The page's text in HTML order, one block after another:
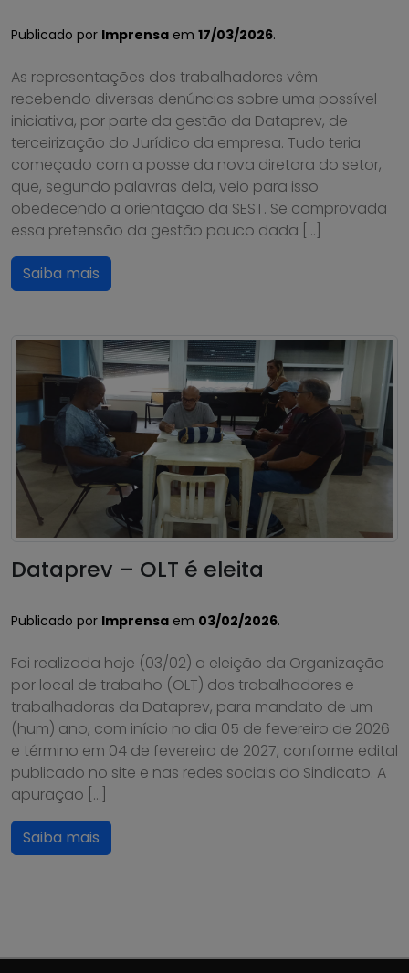
Publicado por Imprensa em 17/03/2026.
As representações dos trabalhadores vêm
recebendo diversas denúncias sobre uma possível
iniciativa, por parte da gestão da Dataprev, de
terceirização do Jurídico da empresa. Tudo teria
começado com a posse da nova diretora do setor,
que, segundo palavras dela, veio para isso
obedecendo a orientação da SEST. Se comprovada
essa pretensão da gestão pouco dada […]
Saiba mais
Dataprev – OLT é eleita
Publicado por Imprensa em 03/02/2026.
Foi realizada hoje (03/02) a eleição da Organização
por local de trabalho (OLT) dos trabalhadores e
trabalhadoras da Dataprev, para mandato de um
(hum) ano, com início no dia 05 de fevereiro de 2026
e término em 04 de fevereiro de 2027, conforme edital
publicado no site e nas redes sociais do Sindicato. A
apuração […]
Saiba mais